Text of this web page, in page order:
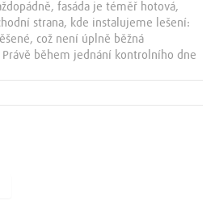
fasáda je téměř hotová,
strana, kde instalujeme lešení:
což není úplně běžná
během jednání kontrolního dne